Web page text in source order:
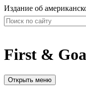
Издание об
First &
Открыть меню